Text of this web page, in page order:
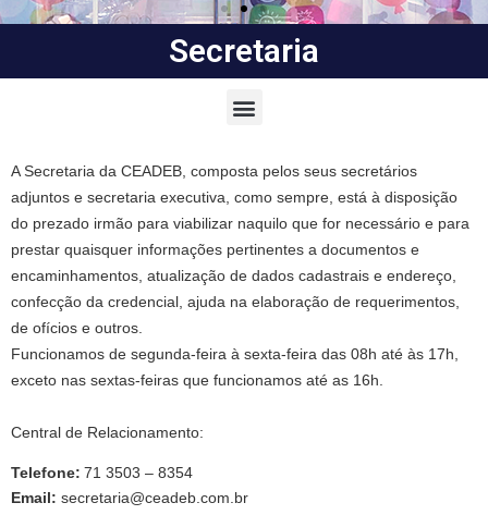
Secretaria
A Secretaria da CEADEB, composta pelos seus secretários
adjuntos e secretaria executiva, como sempre, está à disposição
do prezado irmão para viabilizar naquilo que for necessário e para
prestar quaisquer informações pertinentes a documentos e
encaminhamentos, atualização de dados cadastrais e endereço,
confecção da credencial, ajuda na elaboração de requerimentos,
de ofícios e outros.
Funcionamos de segunda-feira à sexta-feira das 08h até às 17h,
exceto nas sextas-feiras que funcionamos até as 16h.
Central de Relacionamento:
Telefone: 71 3503 – 8354
Email: secretaria@ceadeb.com.br